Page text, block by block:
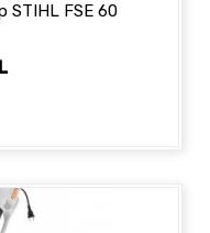
STIHL FSE 60